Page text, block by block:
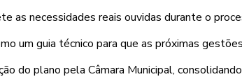
as necessidades reais ouvidas durante o
um guia técnico para que as próximas
do plano pela Câmara Municipal,